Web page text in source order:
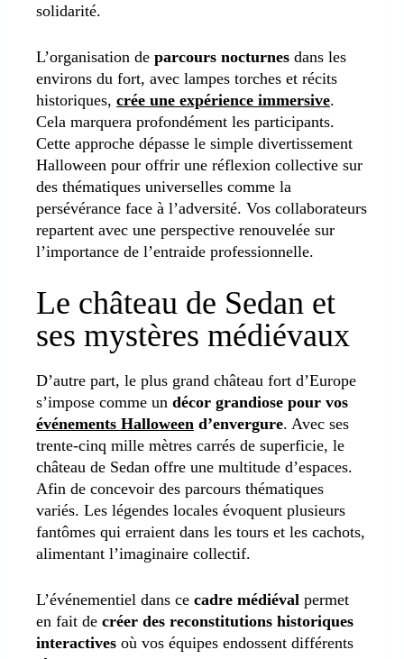
solidarité.
L’organisation de parcours nocturnes dans les
environs du fort, avec lampes torches et récits
historiques, crée une expérience immersive.
Cela marquera profondément les participants.
Cette approche dépasse le simple divertissement
Halloween pour offrir une réflexion collective sur
des thématiques universelles comme la
persévérance face à l’adversité. Vos collaborateurs
repartent avec une perspective renouvelée sur
l’importance de l’entraide professionnelle.
Le château de Sedan et
ses mystères médiévaux
D’autre part, le plus grand château fort d’Europe
s’impose comme un décor grandiose pour vos
événements Halloween d’envergure. Avec ses
trente-cinq mille mètres carrés de superficie, le
château de Sedan offre une multitude d’espaces.
Afin de concevoir des parcours thématiques
variés. Les légendes locales évoquent plusieurs
fantômes qui erraient dans les tours et les cachots,
alimentant l’imaginaire collectif.
L’événementiel dans ce cadre médiéval permet
en fait de créer des reconstitutions historiques
interactives où vos équipes endossent différents